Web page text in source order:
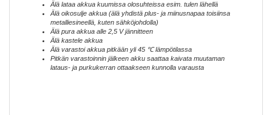
Älä lataa akkua kuumissa olosuhteissa esim. tulen lähellä
Älä oikosulje akkua (älä yhdistä plus- ja miinusnapaa toisiinsa
metalliesineellä, kuten sähköjohdolla)
Älä pura akkua alle 2,5 V jännitteen
Älä kastele akkua
Älä varastoi akkua pitkään yli 45 ℃ lämpötilassa
Pitkän varastoinnin jälkeen akku saattaa kaivata muutaman
lataus- ja purkukerran ottaakseen kunnolla varausta